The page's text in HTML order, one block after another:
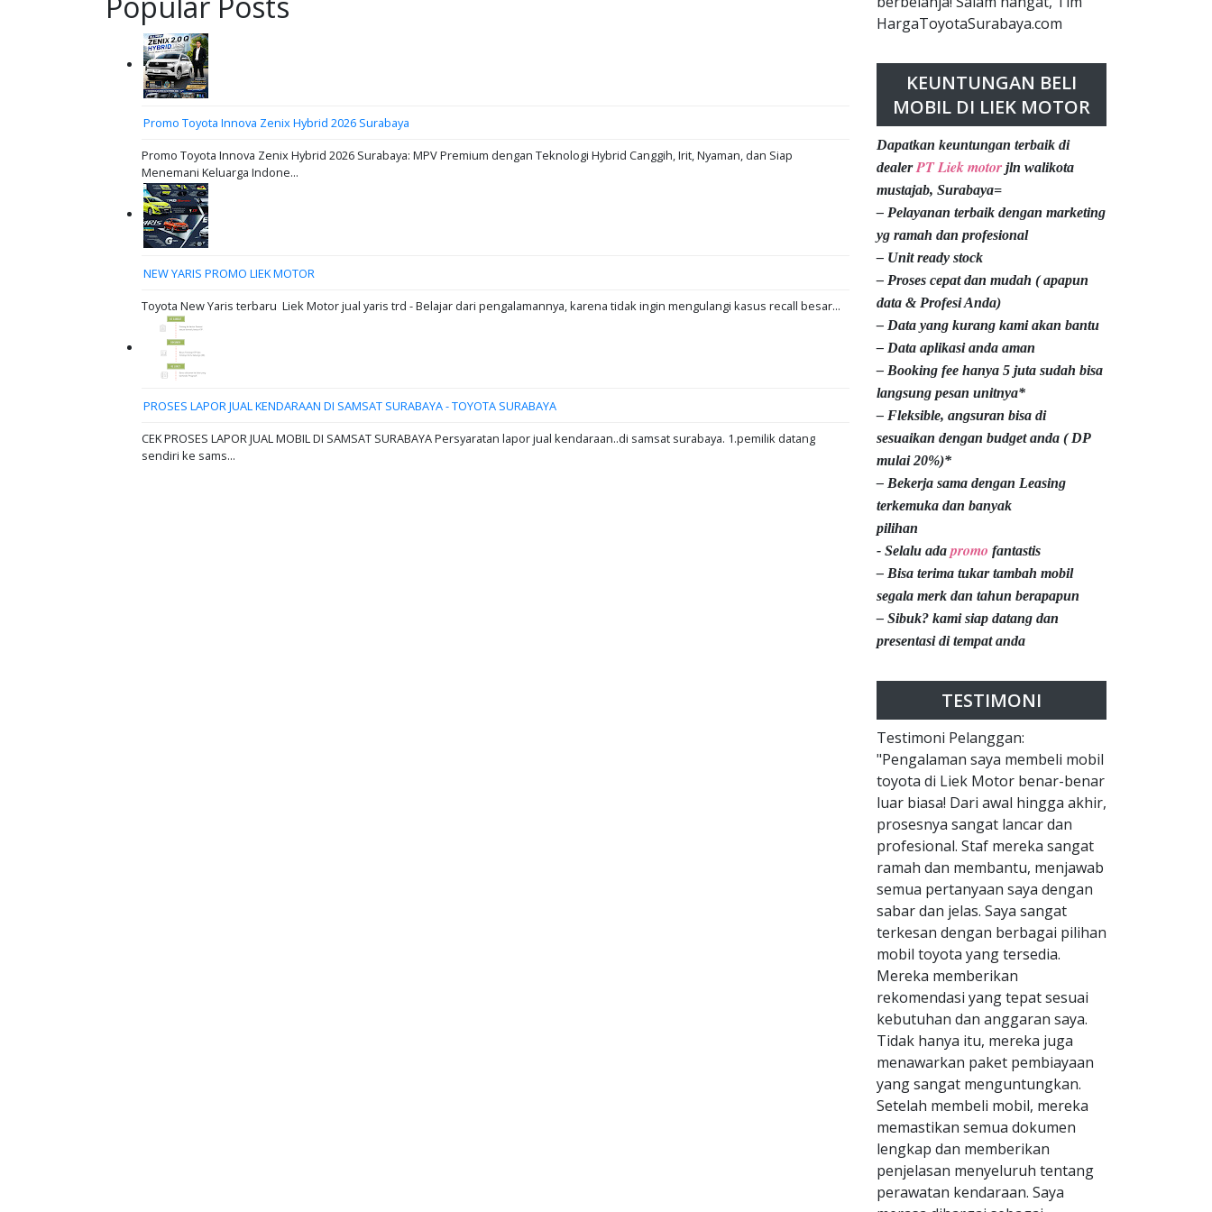
Promo Toyota Innova Zenix Hybrid 2026 Surabaya
Promo Toyota Innova Zenix Hybrid 2026 Surabaya: MPV Premium dengan Teknologi Hybrid Canggih, Irit, Nyaman, dan Siap
Menemani Keluarga Indone...
NEW YARIS PROMO LIEK MOTOR
Toyota New Yaris terbaru Liek Motor jual yaris trd - Belajar dari pengalamannya, karena tidak ingin mengulangi kasus recall besar...
PROSES LAPOR JUAL KENDARAAN DI SAMSAT SURABAYA - TOYOTA SURABAYA
CEK PROSES LAPOR JUAL MOBIL DI SAMSAT SURABAYA Persyaratan lapor jual kendaraan..di samsat surabaya. 1.pemilik datang
sendiri ke sams...
HargaToyotaSurabaya.com
KEUNTUNGAN BELI
MOBIL DI LIEK MOTOR
Dapatkan keuntungan terbaik di
dealerPT Liek motor jln walikota
mustajab, Surabaya=
– Pelayanan terbaik dengan marketing
yg ramah dan profesional
– Unit ready stock
– Proses cepat dan mudah ( apapun
data & Profesi Anda)
– Data yang kurang kami akan bantu
– Data aplikasi anda aman
– Booking fee hanya 5 juta sudah bisa
langsung pesan unitnya*
– Fleksible, angsuran bisa di
sesuaikan dengan budget anda ( DP
mulai 20%)*
– Bekerja sama dengan Leasing
terkemuka dan banyak
pilihan
- Selalu ada promo fantastis
– Bisa terima tukar tambah mobil
segala merk dan tahun berapapun
– Sibuk? kami siap datang dan
presentasi di tempat anda
TESTIMONI
Testimoni Pelanggan:
"Pengalaman saya membeli mobil
toyota di Liek Motor benar-benar
luar biasa! Dari awal hingga akhir,
prosesnya sangat lancar dan
profesional. Staf mereka sangat
ramah dan membantu, menjawab
semua pertanyaan saya dengan
sabar dan jelas. Saya sangat
terkesan dengan berbagai pilihan
mobil toyota yang tersedia.
Mereka memberikan
rekomendasi yang tepat sesuai
kebutuhan dan anggaran saya.
Tidak hanya itu, mereka juga
menawarkan paket pembiayaan
yang sangat menguntungkan.
Setelah membeli mobil, mereka
memastikan semua dokumen
lengkap dan memberikan
penjelasan menyeluruh tentang
perawatan kendaraan. Saya